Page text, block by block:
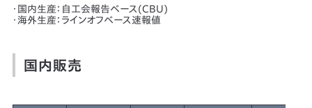
・国内生産：自工会報告ベース(CBU)
・海外生産：ラインオフベース速報値
国内販売